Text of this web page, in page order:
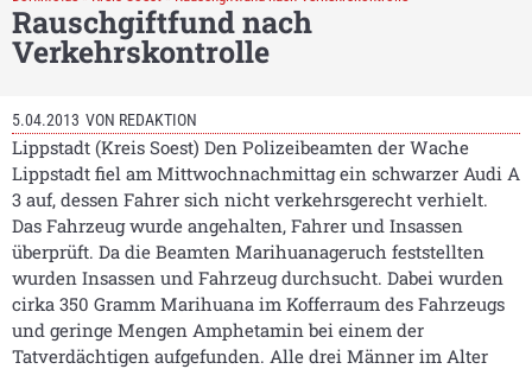
Rauschgiftfund nach
Verkehrskontrolle
5.04.2013 VON REDAKTION
Lippstadt (Kreis Soest) Den Polizeibeamten der Wache
Lippstadt fiel am Mittwochnachmittag ein schwarzer Audi A
3 auf, dessen Fahrer sich nicht verkehrsgerecht verhielt.
Das Fahrzeug wurde angehalten, Fahrer und Insassen
überprüft. Da die Beamten Marihuanageruch feststellten
wurden Insassen und Fahrzeug durchsucht. Dabei wurden
cirka 350 Gramm Marihuana im Kofferraum des Fahrzeugs
und geringe Mengen Amphetamin bei einem der
Tatverdächtigen aufgefunden. Alle drei Männer im Alter